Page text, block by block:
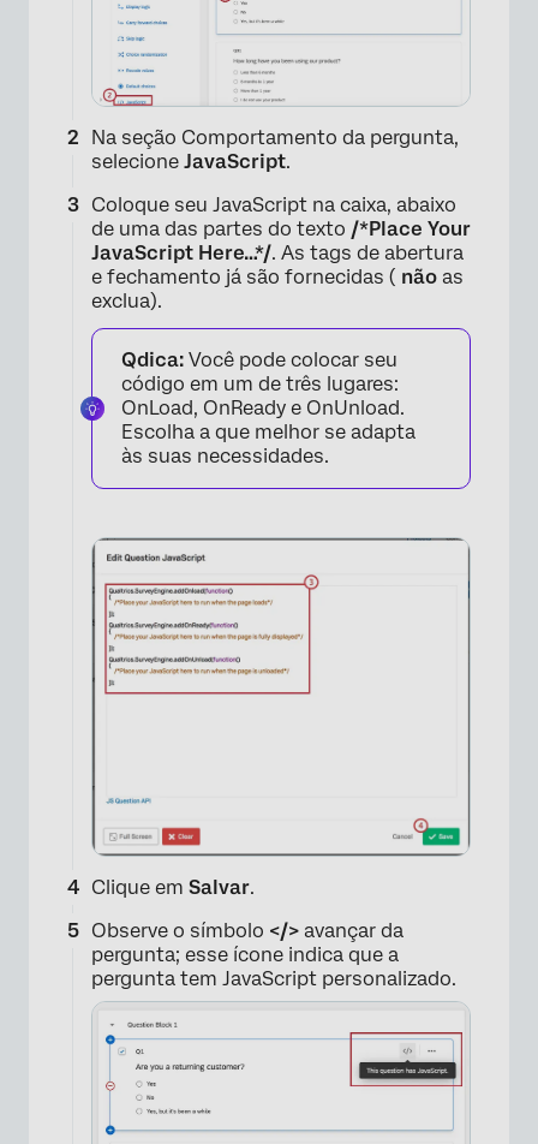
Na seção Comportamento da pergunta,
selecione JavaScript.
Coloque seu JavaScript na caixa, abaixo
de uma das partes do texto /*Place Your
JavaScript Here…*/. As tags de abertura
e fechamento já são fornecidas ( não as
exclua).
Qdica: Você pode colocar seu
código em um de três lugares:
OnLoad, OnReady e OnUnload.
Escolha a que melhor se adapta
às suas necessidades.
Clique em Salvar.
Observe o símbolo </> avançar da
pergunta; esse ícone indica que a
pergunta tem JavaScript personalizado.